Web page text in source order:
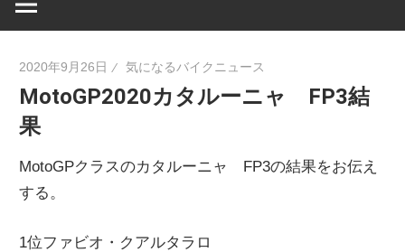
バ
イ
2020年9月26日 気になるバイクニュース
MotoGP2020カタルーニャ FP3結
果
MotoGPクラスのカタルーニャ FP3の結果をお伝え
する。
1位ファビオ・クアルタラロ